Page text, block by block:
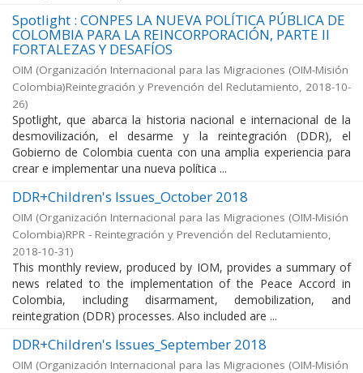
Spotlight : CONPES LA NUEVA POLÍTICA PÚBLICA DE
COLOMBIA PARA LA REINCORPORACIÓN, PARTE II
FORTALEZAS Y DESAFÍOS
OIM (Organización Internacional para las Migraciones (OIM-Misión
Colombia)Reintegración y Prevención del Reclutamiento, 2018-10-
26)
Spotlight, que abarca la historia nacional e internacional de la
desmovilización, el desarme y la reintegración (DDR), el
Gobierno de Colombia cuenta con una amplia experiencia para
crear e implementar una nueva política ...
DDR+Children's Issues_October 2018
OIM (Organización Internacional para las Migraciones (OIM-Misión
Colombia)RPR - Reintegración y Prevención del Reclutamiento,
2018-10-31)
This monthly review, produced by IOM, provides a summary of
news related to the implementation of the Peace Accord in
Colombia, including disarmament, demobilization, and
reintegration (DDR) processes. Also included are ...
DDR+Children's Issues_September 2018
OIM (Organización Internacional para las Migraciones (OIM-Misión